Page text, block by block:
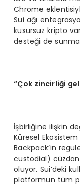
Chrome
Sui ağı
kusursuz kripto
desteği de
“Çok zincirliği
İşbirliğine ilişkin
Küresel
Backpack’in
custodial)
oluyor. Sui’deki
platformun tüm